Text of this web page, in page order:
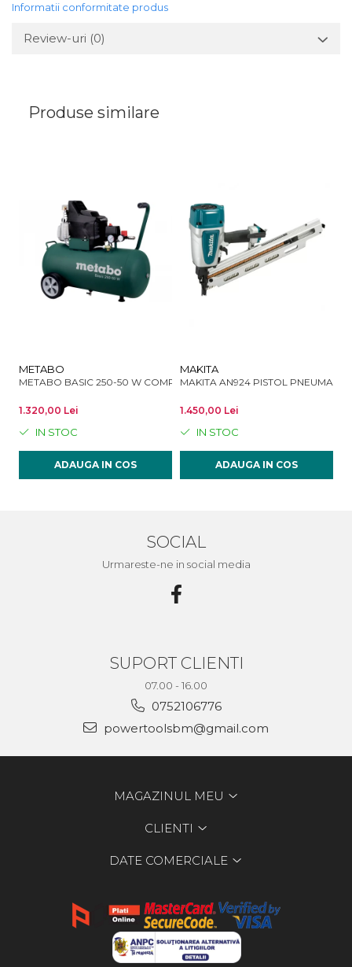
Informatii conformitate produs
Review-uri (0)
Produse similare
METABO
METABO BASIC 250-50 W COMPRESOR CU PISTON
1.320,00 Lei
IN STOC
ADAUGA IN COS
MAKITA
MAKITA AN924 PISTOL
1.450,00 Lei
IN STOC
ADAUGA IN COS
SOCIAL
Urmareste-ne in social media
SUPORT CLIENTI
07.00 - 16.00
0752106776
powertoolsbm@gmail.com
MAGAZINUL MEU
CLIENTI
DATE COMERCIALE